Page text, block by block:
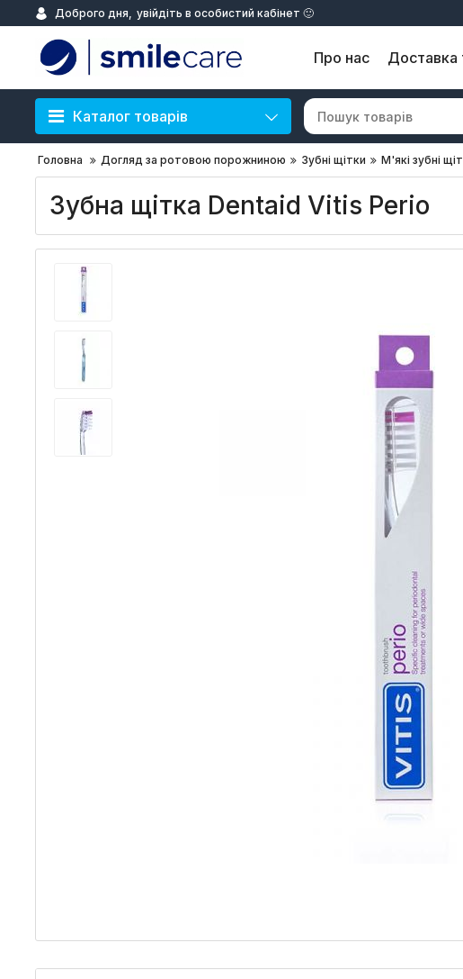
Доброго дня, увійдіть в особистий кабінет 🙂
Про нас Доставка
Каталог товарів
Головна Догляд за ротовою порожниною Зубні щітки М'які зубні
Зубна щітка Dentaid Vitis Perio